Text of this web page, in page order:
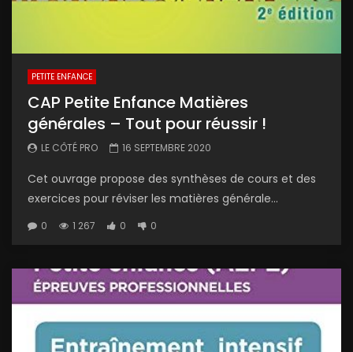
PETITE ENFANCE
CAP Petite Enfance Matières
générales – Tout pour réussir !
LE CÔTÉ PRO 16 SEPTEMBRE 2020
Cet ouvrage propose des synthèses de cours et des
exercices pour réviser les matières générale...
0 1 267 0 0